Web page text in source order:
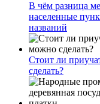
В чём разница
населенные
названий
Стоит ли
сделать?